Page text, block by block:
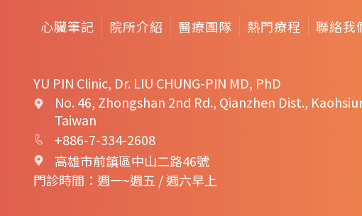
心臟筆記 院所介紹 醫療團隊 熱門療程 聯絡我
YU PIN Clinic, Dr. LIU CHUNG-PIN MD, PhD
No. 46, Zhongshan 2nd Rd., Qianzhen Dist.,
Taiwan
+886-7-334-2608
高雄市前鎮區中山二路46號
門診時間：週一~週五 / 週六早上